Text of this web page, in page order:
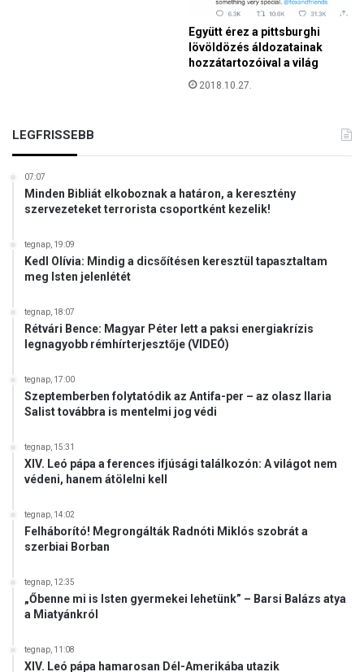
a
Együtt érez a pittsburghi
lövöldözés áldozatainak
hozzátartozóival a világ
2018.10.27.
LEGFRISSEBB
07:07
Minden Bibliát elkoboznak a határon, a keresztény
szervezeteket terrorista csoportként kezelik!
tegnap, 19:09
Kedl Olívia: Mindig a dicsőítésen keresztül tapasztaltam
meg Isten jelenlétét
tegnap, 18:07
Rétvári Bence: Magyar Péter lett a paksi energiakrízis
legnagyobb rémhírterjesztője (VIDEÓ)
tegnap, 17:00
Szeptemberben folytatódik az Antifa-per – az olasz Ilaria
Salist továbbra is mentelmi jog védi
tegnap, 15:31
XIV. Leó pápa a ferences ifjúsági találkozón: A világot nem
védeni, hanem átölelni kell
tegnap, 14:02
Felháborító! Megrongálták Radnóti Miklós szobrát a
szerbiai Borban
tegnap, 12:35
„Őbenne mi is Isten gyermekei lehetünk” – Barsi Balázs atya
a Miatyánkról
tegnap, 11:08
XIV. Leó pápa hamarosan Dél-Amerikába utazik